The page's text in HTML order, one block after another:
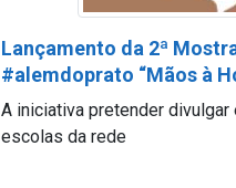
Lançamento da 2ª
#alemdoprato “Mãos à
A iniciativa pretender
escolas da rede